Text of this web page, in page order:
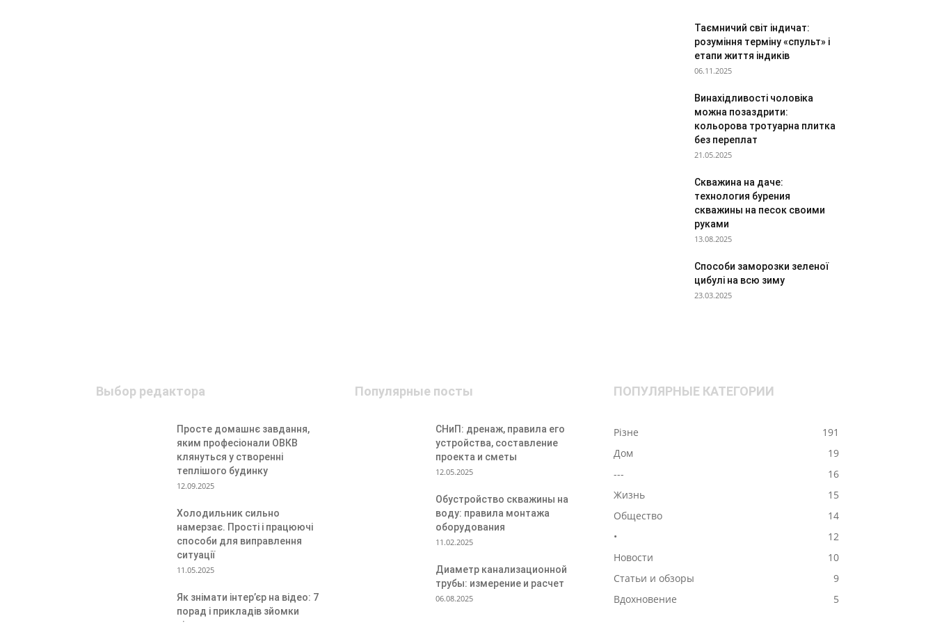
Таємничий світ індичат:
розуміння терміну «спульт» і
етапи життя індиків
06.11.2025
Винахідливості чоловіка
можна позаздрити:
кольорова тротуарна плитка
без переплат
21.05.2025
Скважина на даче:
технология бурения
скважины на песок своими
руками
13.08.2025
Способи заморозки зеленої
цибулі на всю зиму
23.03.2025
Выбор редактора
Просте домашнє завдання,
яким професіонали ОВКВ
клянуться у створенні
теплішого будинку
12.09.2025
Холодильник сильно
намерзає. Прості і працюючі
способи для виправлення
ситуації
11.05.2025
Як знімати інтер’єр на відео: 7
порад і прикладів зйомки
Популярные посты
СНиП: дренаж, правила его
устройства, составление
проекта и сметы
12.05.2025
Обустройство скважины на
воду: правила монтажа
оборудования
11.02.2025
Диаметр канализационной
трубы: измерение и расчет
06.08.2025
ПОПУЛЯРНЫЕ КАТЕГОРИИ
Різне
191
Дом
19
---
16
Жизнь
15
Общество
14
•
12
Новости
10
Статьи и обзоры
9
Вдохновение
5